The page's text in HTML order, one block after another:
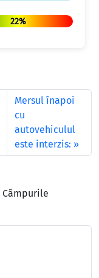
22%
Mersul înapoi
cu
autovehiculul
este interzis:
Câmpurile